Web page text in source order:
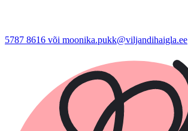
5787 8616 või moonika.pukk@viljandihaigla.ee